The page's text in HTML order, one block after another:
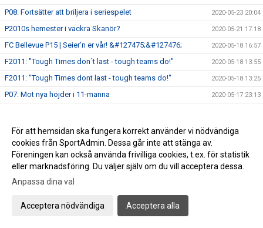
P08: Fortsätter att briljera i seriespelet 2020-05-23 20:04
P2010s hemester i vackra Skanör? 2020-05-21 17:18
FC Bellevue P15 | Seier’n er vår! &#127475;&#127476; 2020-05-18 16:57
F2011: "Tough Times don´t last - tough teams do!" 2020-05-18 13:55
F2011: "Tough Times dont last - tough teams do!" 2020-05-18 13:25
P07: Mot nya höjder i 11-manna 2020-05-17 23:13
P07: Batterier på laddning 2020-05-16 09:20
P07: Magiskt spel mot FC Möjligheten 2020-05-10 22:13
P2010s utvecklingskurva är svårstoppad
P08: Mulet trots solsken
P07: ”Årets Nickmål” av Felix ”Nick”lasson
Bländande spel av Mixlaget P2011/2010
För att hemsidan ska fungera korrekt använder vi nödvändiga
cookies från SportAdmin. Dessa går inte att stänga av.
Föreningen kan också använda frivilliga cookies, t.ex. för statistik
eller marknadsföring. Du väljer själv om du vill acceptera dessa.
Anpassa dina val
Acceptera nödvändiga Acceptera alla